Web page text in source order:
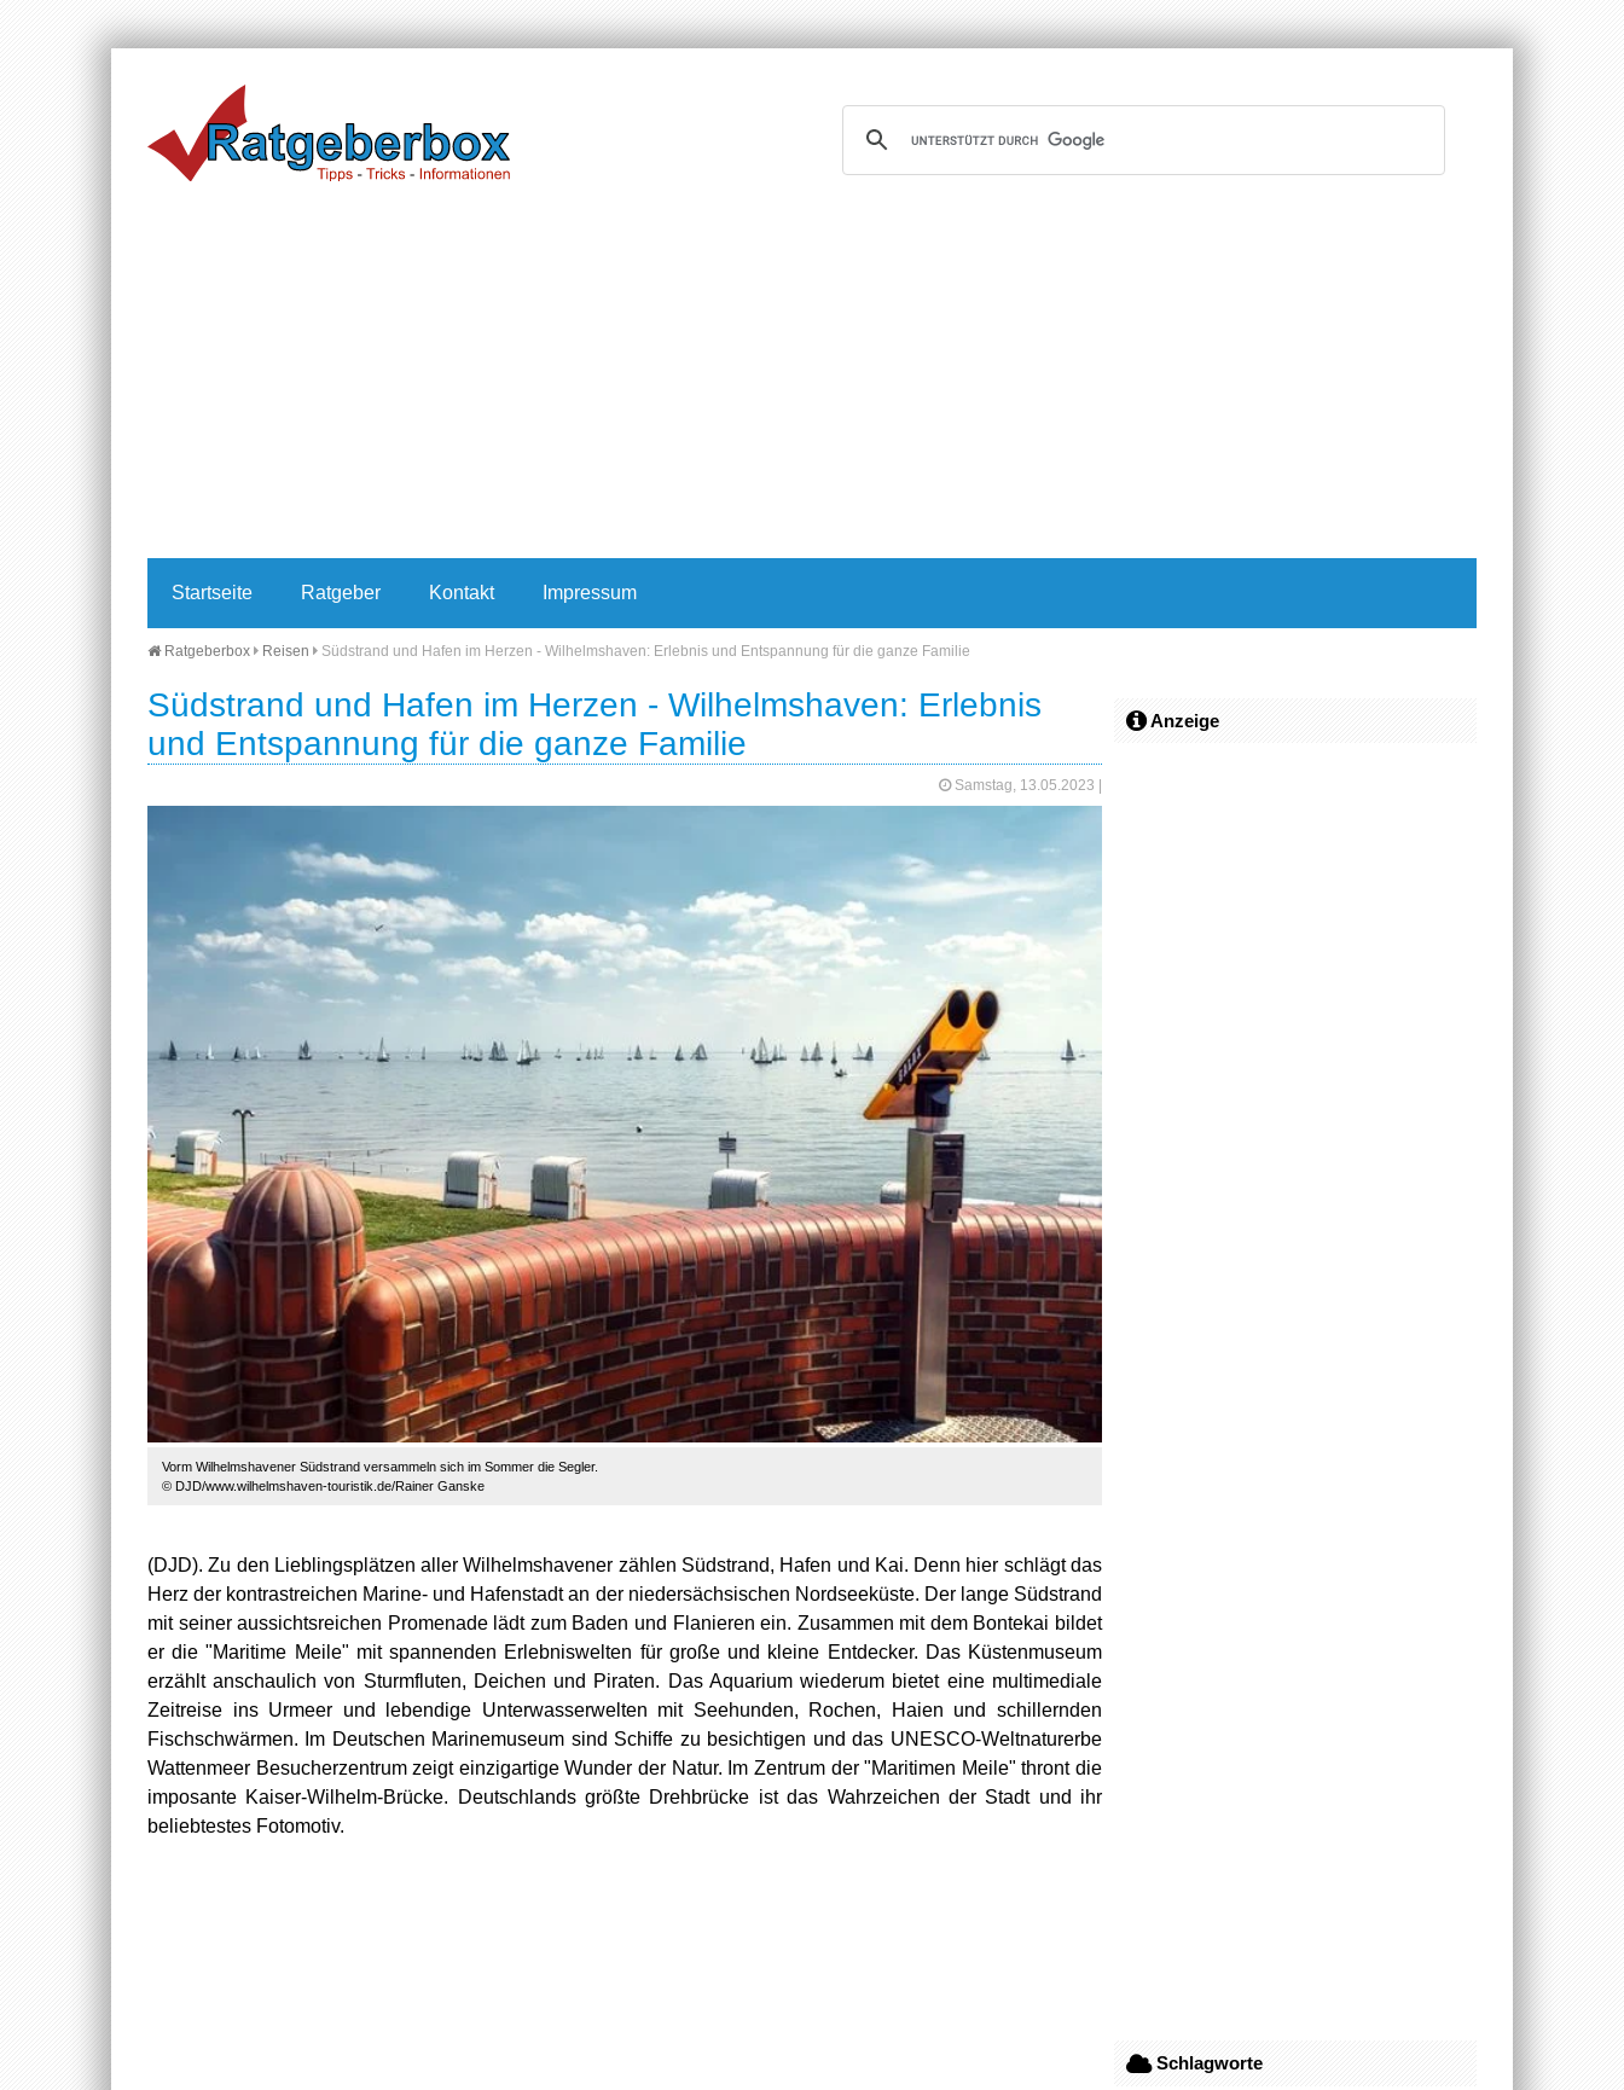
Startseite Ratgeber Kontakt Impressum
Ratgeberbox Reisen Südstrand und Hafen im Herzen - Wilhelmshaven: Erlebnis und Entspannung für die ganze Familie
Südstrand und Hafen im Herzen - Wilhelmshaven: Erlebnis
und Entspannung für die ganze Familie
Samstag, 13.05.2023
Vorm Wilhelmshavener Südstrand versammeln sich im Sommer die Segler.
© DJD/www.wilhelmshaven-touristik.de/Rainer Ganske
(DJD). Zu den Lieblingsplätzen aller Wilhelmshavener zählen Südstrand, Hafen und Kai. Denn hier schlägt das
Herz der kontrastreichen Marine- und Hafenstadt an der niedersächsischen Nordseeküste. Der lange Südstrand
mit seiner aussichtsreichen Promenade lädt zum Baden und Flanieren ein. Zusammen mit dem Bontekai bildet
er die "Maritime Meile" mit spannenden Erlebniswelten für große und kleine Entdecker. Das Küstenmuseum
erzählt anschaulich von Sturmfluten, Deichen und Piraten. Das Aquarium wiederum bietet eine multimediale
Zeitreise ins Urmeer und lebendige Unterwasserwelten mit Seehunden, Rochen, Haien und schillernden
Fischschwärmen. Im Deutschen Marinemuseum sind Schiffe zu besichtigen und das UNESCO-Weltnaturerbe
Wattenmeer Besucherzentrum zeigt einzigartige Wunder der Natur. Im Zentrum der "Maritimen Meile" thront die
imposante Kaiser-Wilhelm-Brücke. Deutschlands größte Drehbrücke ist das Wahrzeichen der Stadt und ihr
beliebtestes Fotomotiv.
Anzeige
Schlagworte